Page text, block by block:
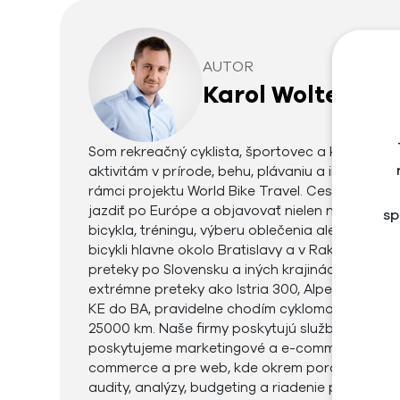
AUTOR
Karol Woltemar
Som rekreačný cyklista, športovec a kedysi aj
aktivitám v prírode, behu, plávaniu a iným
rámci projektu World Bike Travel. Cestovanie
jazdiť po Európe a objavovať nielen na bicykli
bicykla, tréningu, výberu oblečenia alebo
bicykli hlavne okolo Bratislavy a v Rakúsku.
preteky po Slovensku a iných krajinách
extrémne preteky ako Istria 300, Alpenbrevet
KE do BA, pravidelne chodím cyklomaratón
25000 km. Naše firmy poskytujú služby v
poskytujeme marketingové a e-commerce
commerce a pre web, kde okrem
audity, analýzy, budgeting a riadenie projektov.